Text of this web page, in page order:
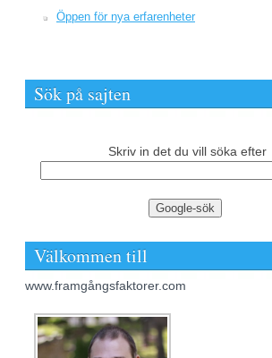
Öppen för nya erfarenheter
Sök på sajten
Skriv in det du vill söka efter
Välkommen till
www.framgångsfaktorer.com